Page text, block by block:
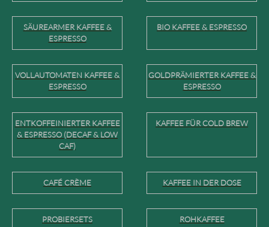
SÄUREARMER KAFFEE &
ESPRESSO
BIO KAFFEE & ESPRESSO
VOLLAUTOMATEN KAFFEE &
ESPRESSO
GOLDPRÄMIERTER KAFFEE &
ESPRESSO
ENTKOFFEINIERTER KAFFEE
& ESPRESSO (DECAF & LOW
CAF)
KAFFEE FÜR COLD BREW
CAFÉ CRÈME KAFFEE IN DER DOSE
PROBIERSETS ROHKAFFEE